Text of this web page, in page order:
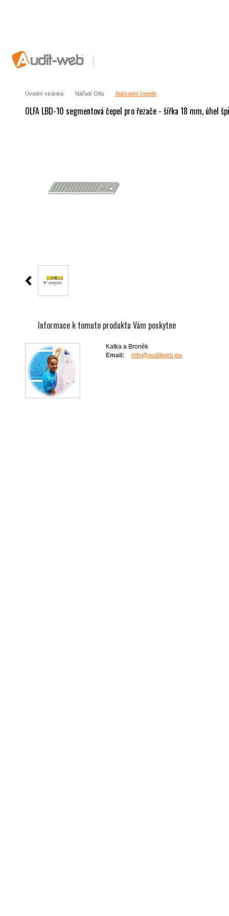
Úvodní stránka Nářadí Olfa Náhradní čepele
OLFA LBD-10 segmentová čepel pro řezače - šířka 18 mm, úhel
Informace k tomuto produktu Vám poskytne
Katka a Broněk
info@auditweb.eu
Email: